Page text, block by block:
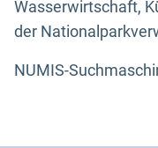
Wasserwirtschaft,
der
NUMIS-